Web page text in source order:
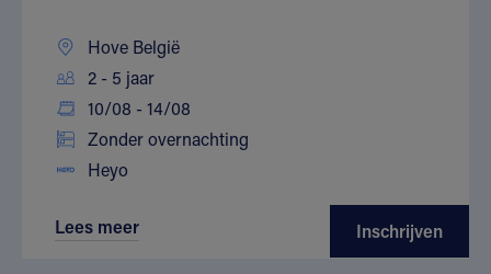
Hove België
2 - 5 jaar
10/08 - 14/08
Zonder overnachting
Heyo
Lees meer Inschrijven